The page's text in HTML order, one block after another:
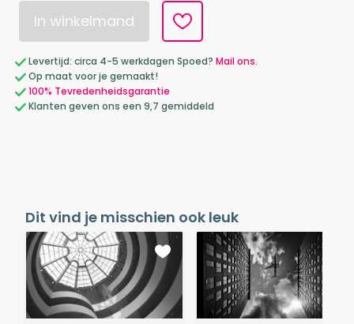
In winkelmand
Levertijd: circa 4-5 werkdagen Spoed? Mail ons.
Op maat voor je gemaakt!
100% Tevredenheidsgarantie
Klanten geven ons een 9,7 gemiddeld
Dit vind je misschien ook leuk